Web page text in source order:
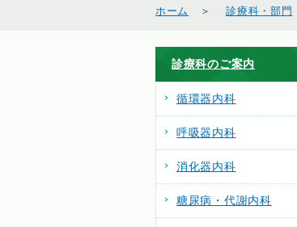
ホーム ＞診療科・部門
診療科のご案内
循環器内科
呼吸器内科
消化器内科
糖尿病・代謝内科